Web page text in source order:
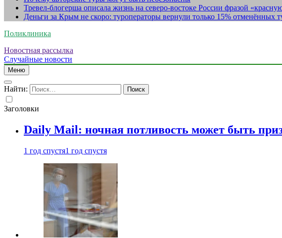
Тревел-блогерша описала жизнь на северо-востоке России фразой
Деньги за Крым не скоро: туроператоры вернули только 15% отменённых
Поликлиника
Новостная рассылка
Случайные новости
Меню
Найти:
Заголовки
Daily Mail: ночная потливость может быть
1 год спустя1 год спустя